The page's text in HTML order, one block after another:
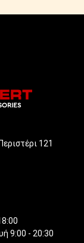
121
9:00 - 20:30